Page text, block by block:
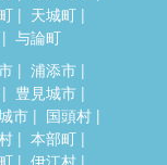
天城町
与論町
浦添市
豊見城市
市
国頭村
本部町
伊江村